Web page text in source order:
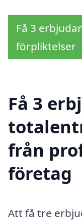
Få 3
förpliktelser
Få 3
från
företag
Att få tre